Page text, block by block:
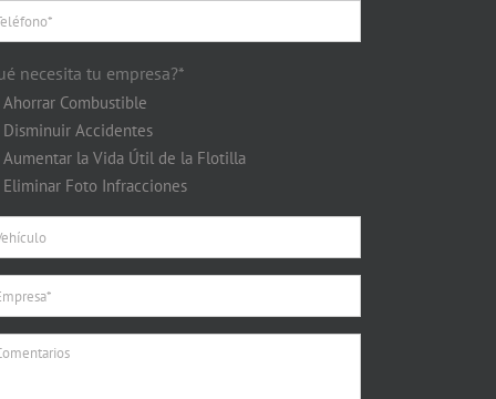
necesita tu empresa?*
Ahorrar Combustible
Disminuir Accidentes
Aumentar la Vida Útil de la Flotilla
Eliminar Foto Infracciones